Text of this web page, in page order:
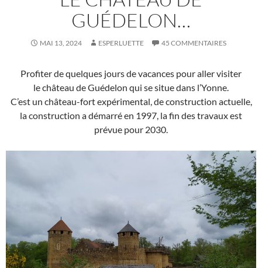
GUÉDELON…
MAI 13, 2024 ESPERLUETTE 45 COMMENTAIRES
Profiter de quelques jours de vacances pour aller visiter
le château de Guédelon qui se situe dans l’Yonne.
C’est un château-fort expérimental, de construction actuelle,
la construction a démarré en 1997, la fin des travaux est
prévue pour 2030.